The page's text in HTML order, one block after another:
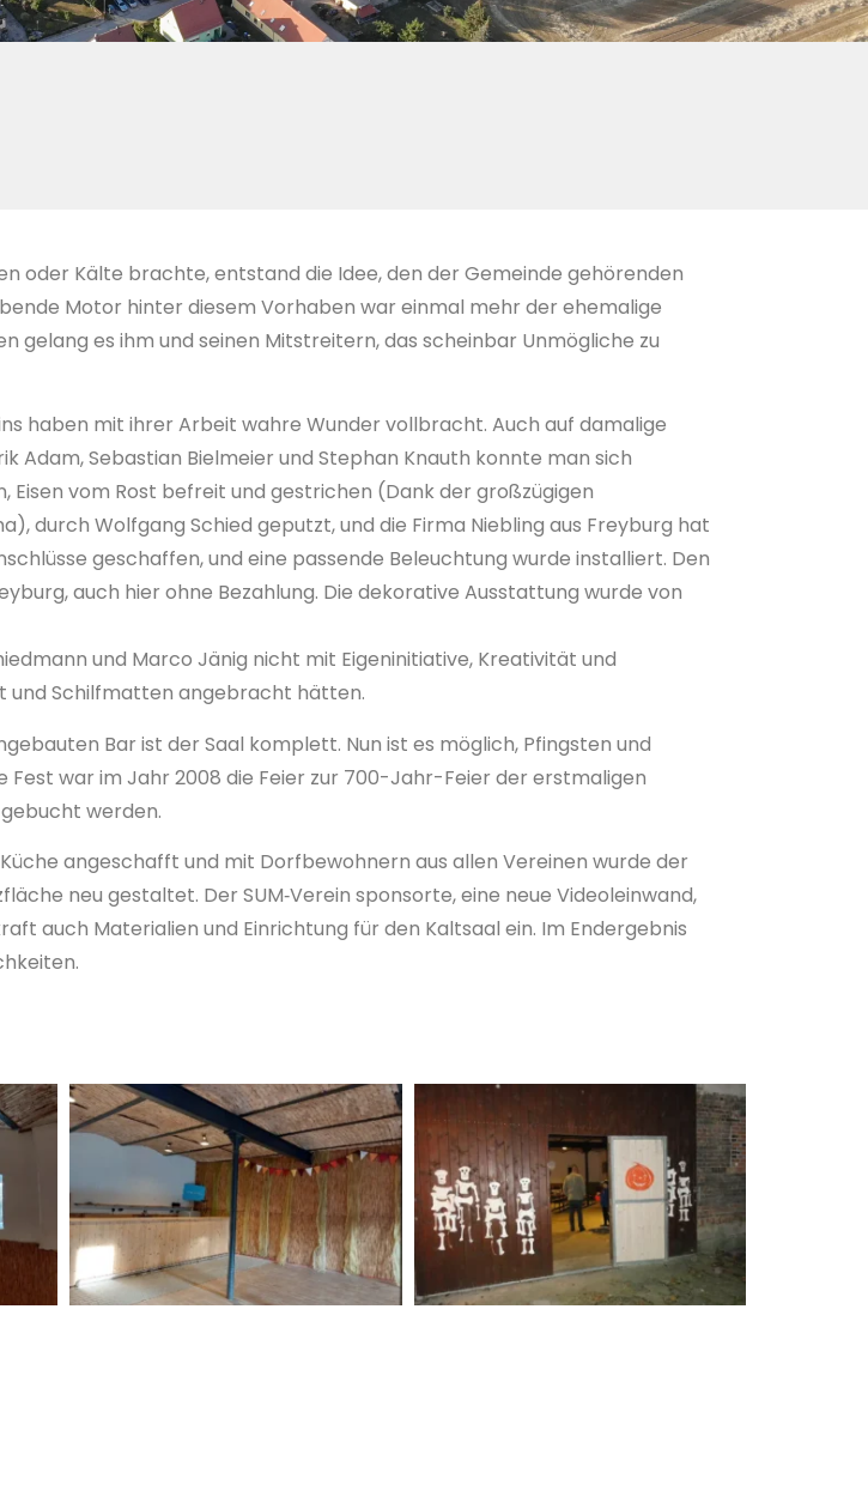
oder Kälte brachte, entstand die Idee, den der Gemeinde gehörenden
Motor hinter diesem Vorhaben war einmal mehr der ehemalige
es ihm und seinen Mitstreitern, das scheinbar Unmögliche zu
haben mit ihrer Arbeit wahre Wunder vollbracht. Auch auf damalige
Adam, Sebastian Bielmeier und Stephan Knauth konnte man sich
Eisen vom Rost befreit und gestrichen (Dank der großzügigen
durch Wolfgang Schied geputzt, und die Firma Niebling aus Freyburg hat
geschaffen, und eine passende Beleuchtung wurde installiert. Den
auch hier ohne Bezahlung. Die dekorative Ausstattung wurde von
und Marco Jänig nicht mit Eigeninitiative, Kreativität und
und Schilfmatten angebracht hätten.
Bar ist der Saal komplett. Nun ist es möglich, Pfingsten und
war im Jahr 2008 die Feier zur 700-Jahr-Feier der erstmaligen
werden.
angeschafft und mit Dorfbewohnern aus allen Vereinen wurde der
neu gestaltet. Der SUM‑Verein sponsorte, eine neue Videoleinwand,
auch Materialien und Einrichtung für den Kaltsaal ein. Im Endergebnis